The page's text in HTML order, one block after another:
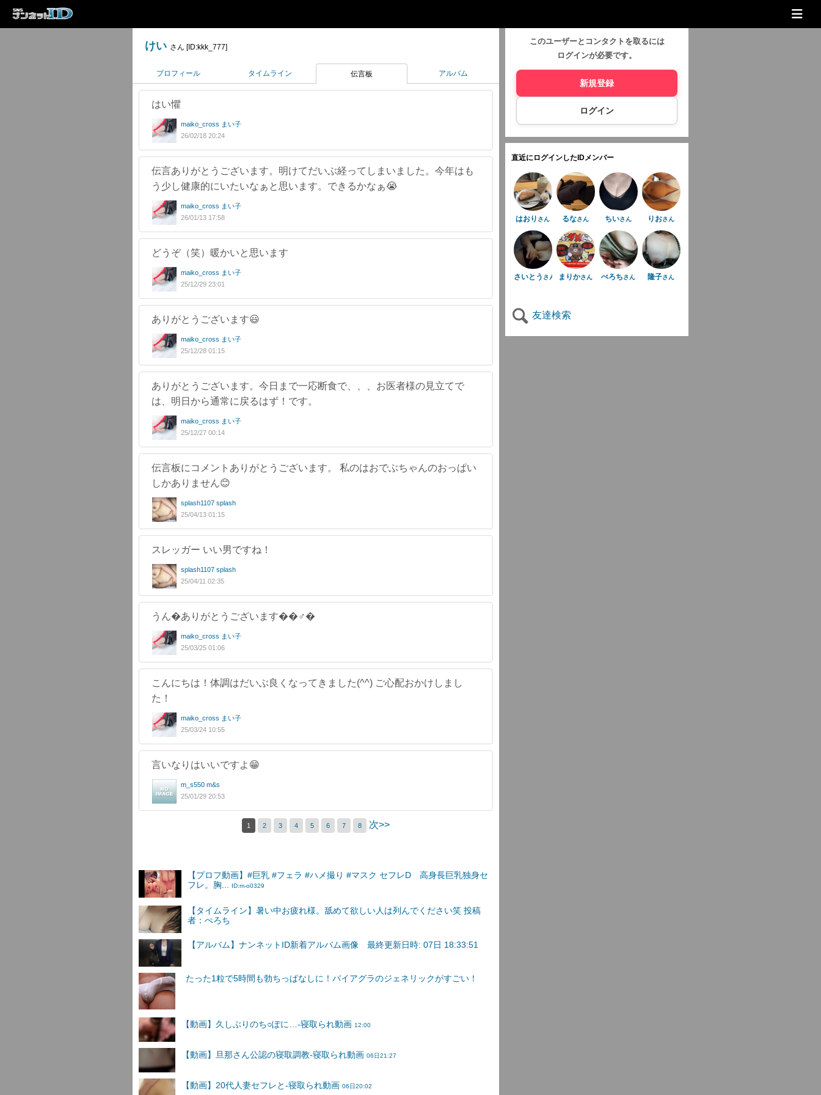
けい さん [ID:kkk_777]
プロフィール タイムライン 伝言板 アルバム
はい懼
maiko_cross まい子
26/02/18 20:24
伝言ありがとうございます。明けてだいぶ経ってしまいました。今年はも
う少し健康的にいたいなぁと思います。できるかなぁ😭
maiko_cross まい子
26/01/13 17:58
どうぞ（笑）暖かいと思います
maiko_cross まい子
25/12/29 23:01
ありがとうございます😃
maiko_cross まい子
25/12/28 01:15
ありがとうございます。今日まで一応断食で、、、お医者様の見立てで
は、明日から通常に戻るはず！です。
maiko_cross まい子
25/12/27 00:14
伝言板にコメントありがとうございます。 私のはおでぶちゃんのおっぱい
しかありません😊
splash1107 splash
25/04/13 01:15
スレッガー いい男ですね！
splash1107 splash
25/04/11 02:35
うん�ありがとうございます��♂�
maiko_cross まい子
25/03/25 01:06
こんにちは！体調はだいぶ良くなってきました(^^) ご心配おかけしまし
た！
maiko_cross まい子
25/03/24 10:55
言いなりはいいですよ😁
m_s550 m&s
25/01/29 20:53
1 2 3 4 5 6 7 8 次>>
【プロフ動画】#巨乳 #フェラ #ハメ撮り #マスク セフレD 高身長巨乳独身セ
フレ。胸...
ID:m-o0329
【タイムライン】暑い中お疲れ様。舐めて欲しい人は列んでください笑 投稿
者：ぺろち
【アルバム】ナンネットID新着アルバム画像 最終更新日時: 07日 18:33:51
このユーザーとコンタクトを取るには
ログインが必要です。
新規登録
ログイン
直近にログインしたIDメンバー
はおり さん るなさん ちいさん りおさん
さいとう さん まりかさん ぺろちさん 隆子さん
友達検索